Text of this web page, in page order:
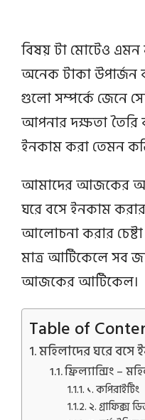
বিষয় টা মোটেও এমন
অনেক টাকা উপার্জন
গুলো সম্পর্কে জেনে
আপনার দক্ষতা তৈরি
ইনকাম করা তেমন
আমাদের আজকের
ঘরে বসে ইনকাম
আলোচনা করার
মাত্র আর্টিকেলে সব
আজকের আর্টিকেল।
Table of
মহিলাদের ঘরে বসে
ফ্রিল্যান্সিং –
১. কপিরাইটিং
২. গ্রাফিক্স